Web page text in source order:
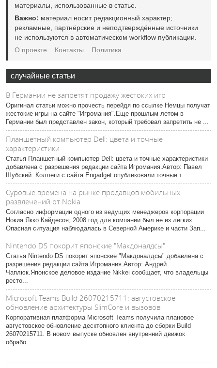
материалы, использованные в статье.
Важно: материал носит редакционный характер;
рекламные, партнёрские и неподтверждённые источники
не используются в автоматическом workflow публикации.
О проекте
Контакты Политика
случайные статьи
В Германии не запретят продажу жестоких игр
Оригинал статьи можно прочесть перейдя по ссылке Немцы получат
жестокие игры на сайте "Игромания".Еще прошлым летом в
Германии был представлен закон, который требовал запретить не ...
Планшетный компьютер Dell: цвета и точные
характеристики
Статья Планшетный компьютер Dell: цвета и точные характеристики
добавлена с разрешения редакции сайта Игромания.Автор: Павел
Шубский. Коллеги с сайта Engadget опубликовали точные т...
Суровые времена на рынке продавцов мобильных
развлечений от Nokia.
Согласно информации одного из ведущих менеджеров корпорации
Нокиа Якко Кайдесоя, 2008 год для компании был не из легких.
Опасная ситуация наблюдалась в Северной Америке и части Зап...
Nintendo DS покорит японские "Макдоналдсы"
Статья Nintendo DS покорит японские "Макдоналдсы" добавлена с
разрешения редакции сайта Игромания.Автор: Андрей
Чаплюк.Японское деловое издание Nikkei сообщает, что владельцы
ресто...
Microsoft Teams Build 26070215711: августовское
обновление архитектуры SlimCore и вызовов
Корпоративная платформа Microsoft Teams получила плановое
августовское обновление десктопного клиента до сборки Build
26070215711. В новом выпуске обновлен внутренний движок
обрабо...